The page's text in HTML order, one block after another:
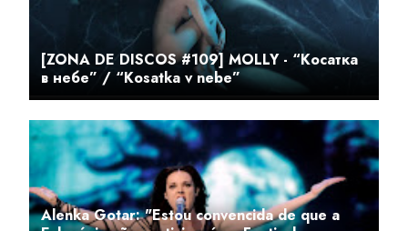
[ZONA DE DISCOS #109] MOLLY - “Косатка
в небе” / “Kosatka v nebe”
Alenka Gotar: "Estou convencida de que a